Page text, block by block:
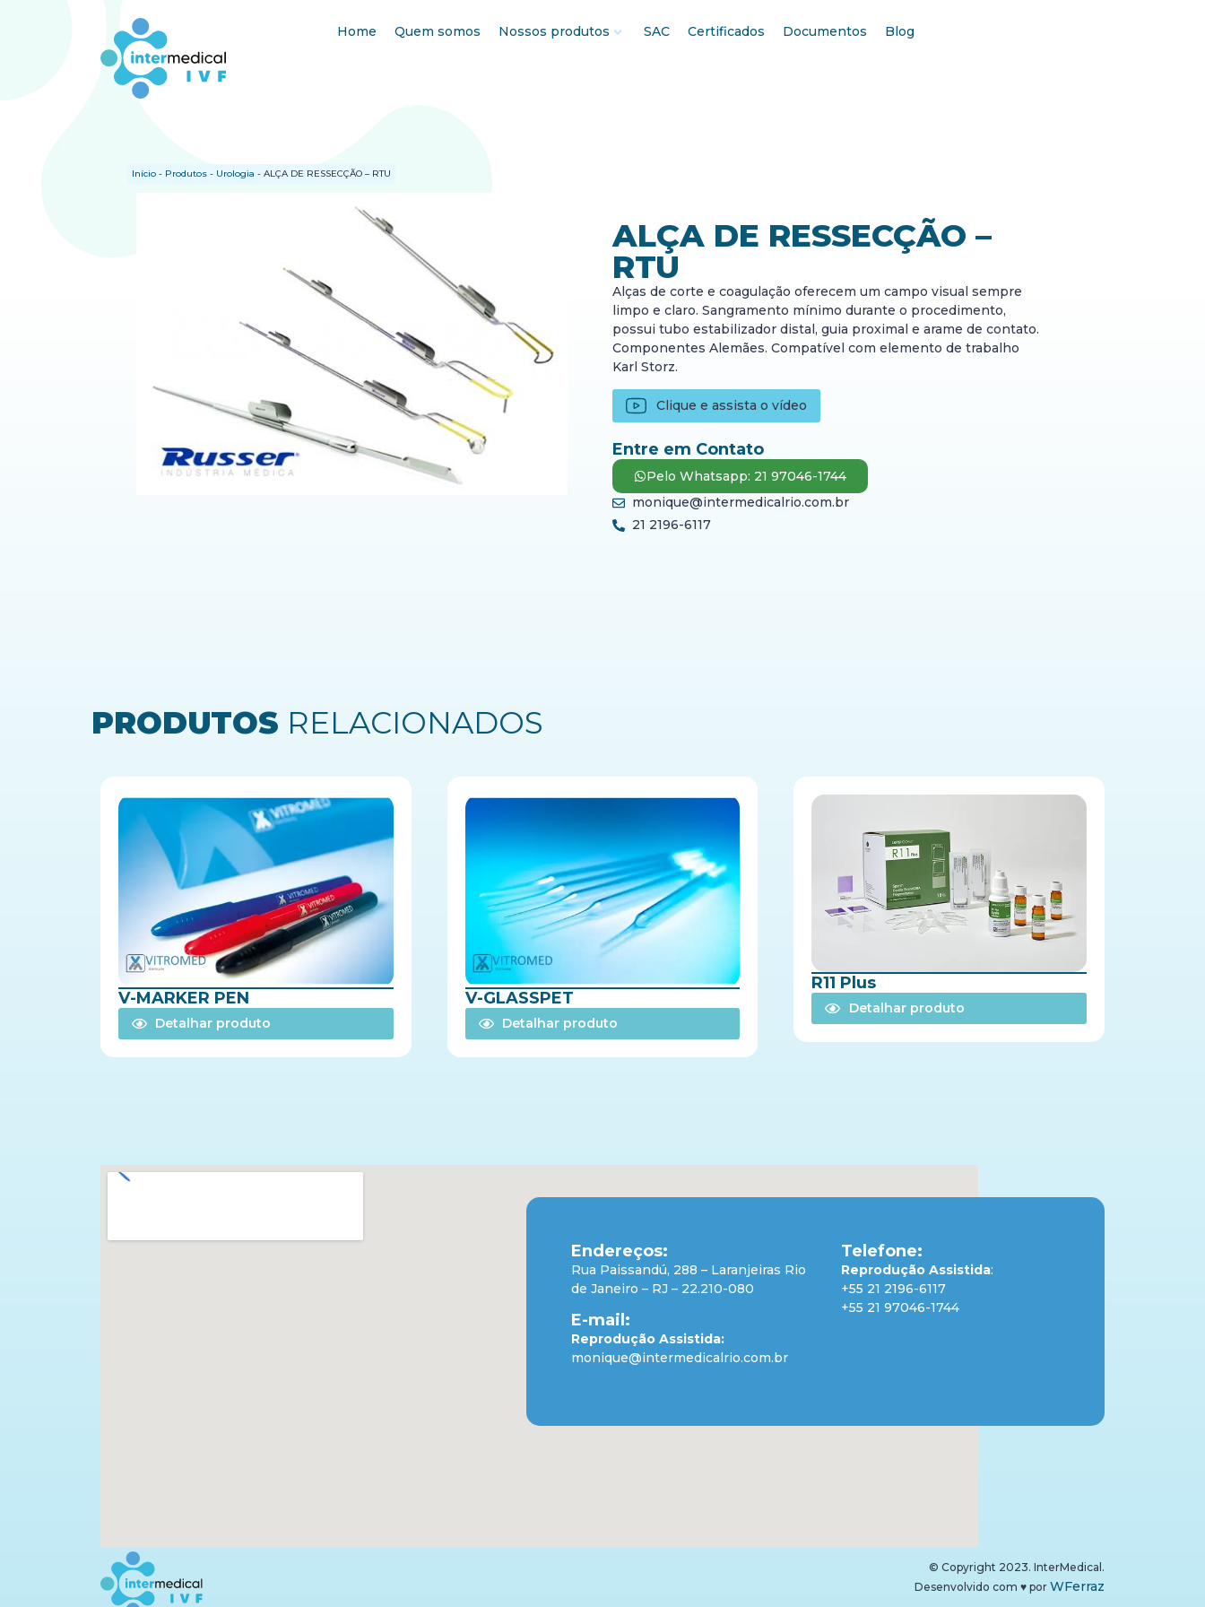
Home Quem somos Nossos produtos SAC Certificados Documentos Blog
Início - Produtos - Urologia - ALÇA DE RESSECÇÃO – RTU
ALÇA DE RESSECÇÃO –
RTU
Alças de corte e coagulação oferecem um campo visual sempre
limpo e claro. Sangramento mínimo durante o procedimento,
possui tubo estabilizador distal, guia proximal e arame de contato.
​Componentes Alemães. Compatível com elemento de trabalho
Karl Storz.
Clique e assista o vídeo
Entre em Contato
Pelo Whatsapp: 21 97046-1744
monique@intermedicalrio.com.br
21 2196-6117
PRODUTOS RELACIONADOS
V-MARKER PEN
Detalhar produto
V-GLASSPET
Detalhar produto
R11 Plus
Detalhar produto
Endereços:
Rua Paissandú, 288 – Laranjeiras Rio
de Janeiro – RJ – 22.210-080
E-mail:
Reprodução Assistida:
monique@intermedicalrio.com.br
Telefone:
Reprodução Assistida:
+55 21 2196-6117
+55 21 97046-1744
Desenvolvido com ♥ por WFerraz
© Copyright 2023. InterMedical.